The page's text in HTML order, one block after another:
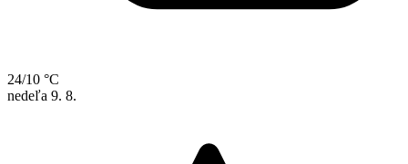
24/10 °C
nedeľa 9. 8.